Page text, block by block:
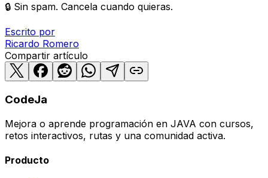
🔒 Sin spam. Cancela cuando quieras.
Escrito por
Ricardo Romero
Compartir artículo
CodeJa
Mejora o aprende programación en JAVA con cursos,
retos interactivos, rutas y una comunidad activa.
Producto